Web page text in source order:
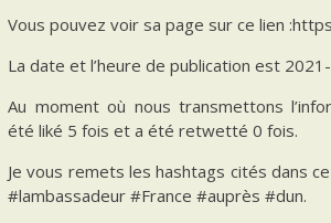
Vous pouvez voir sa page sur ce lien
La date et l’heure de publication est
Au moment où nous transmettons
été liké 5 fois et a été retwetté 0 fois.
Je vous remets les hashtags cités dans
#lambassadeur #France #auprès #dun.